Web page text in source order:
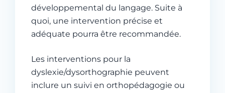
développemental du langage. Suite à
quoi, une intervention précise et
adéquate pourra être recommandée.
Les interventions pour la
dyslexie/dysorthographie peuvent
inclure un suivi en orthopédagogie ou